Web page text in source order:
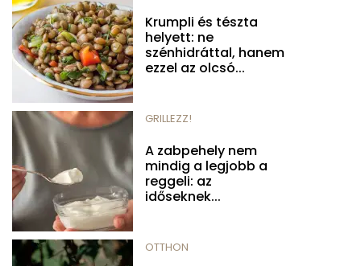
Krumpli és tészta
helyett: ne
szénhidráttal, hanem
ezzel az olcsó...
GRILLEZZ!
A zabpehely nem
mindig a legjobb a
reggeli: az
időseknek...
OTTHON